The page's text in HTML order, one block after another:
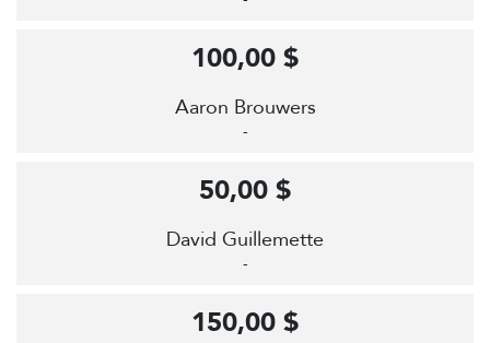
Aaron Brouwers
-
100,00 $
David Guillemette
-
50,00 $
150,00 $